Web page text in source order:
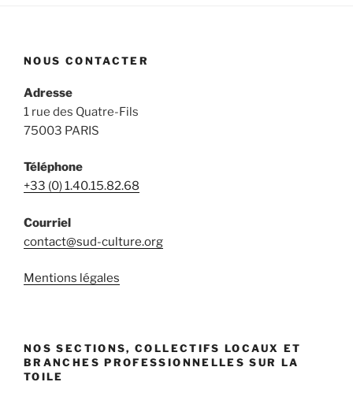
NOUS CONTACTER
Adresse
1 rue des Quatre-Fils
75003 PARIS
Téléphone
+33 (0) 1.40.15.82.68
Courriel
contact@sud-culture.org
Mentions légales
NOS SECTIONS, COLLECTIFS LOCAUX ET
BRANCHES PROFESSIONNELLES SUR LA
TOILE